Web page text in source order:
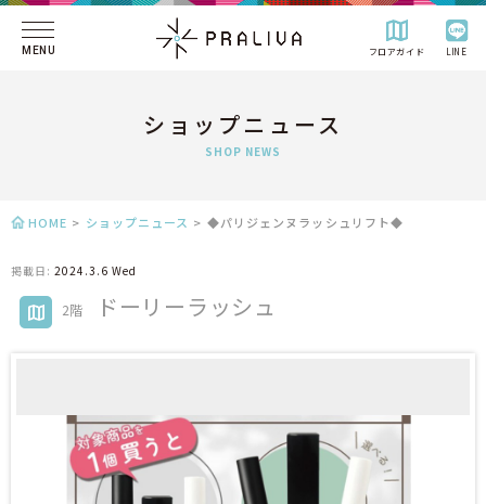
MENU フロアガイド LINE
ショップニュース
SHOP NEWS
HOME > ショップニュース > ◆パリジェンヌラッシュリフト◆
掲載日: 2024.3.6 Wed
2階 ドーリーラッシュ